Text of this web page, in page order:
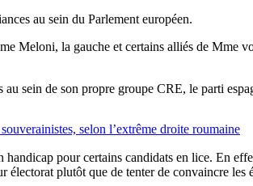
au sein du Parlement européen.
Meloni, la gauche et certains alliés de Mme
sein de son propre groupe CRE, le parti
selon l’extrême droite roumaine
pour certains candidats en lice. En
électorat plutôt que de tenter de convaincre les